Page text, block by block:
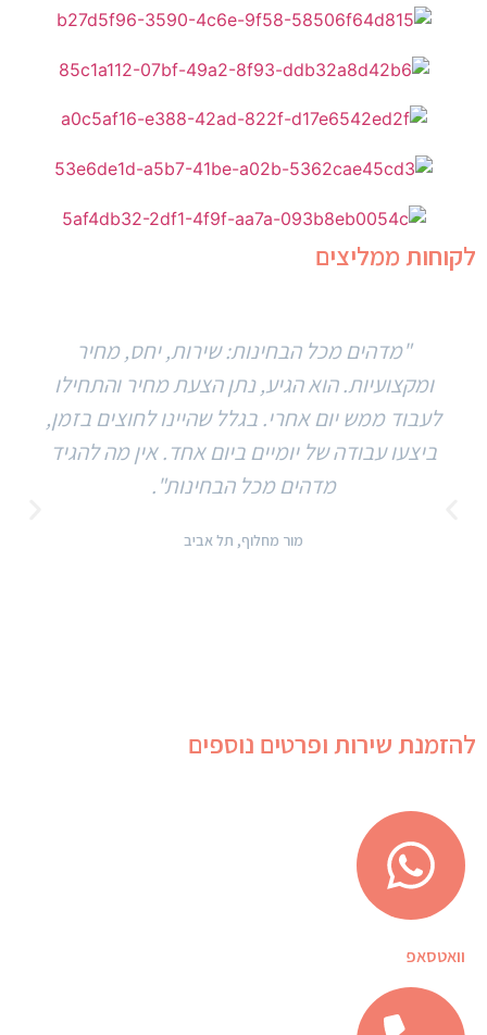
לקוחות ממליצים
"מדהים מכל הבחינות: שירות, יחס, מחיר
ומקצועיות. הוא הגיע, נתן הצעת מחיר והתחילו
לעבוד ממש יום אחרי. בגלל שהיינו לחוצים בזמן,
ביצעו עבודה של יומיים ביום אחד. אין מה להגיד
מדהים מכל הבחינות".
מור מחלוף, תל אביב
להזמנת שירות ופרטים נוספים
וואטסאפ